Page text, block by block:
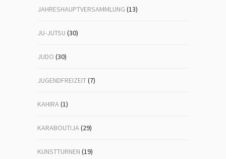
JAHRESHAUPTVERSAMMLUNG (13)
JU-JUTSU (30)
JUDO (30)
JUGENDFREIZEIT(7)
KAHIRA(1)
KARABOUTIJA(29)
KUNSTTURNEN (19)